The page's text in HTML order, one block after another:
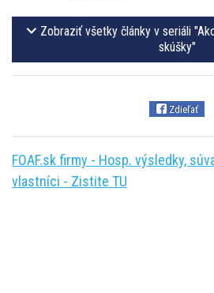
Zobraziť všetky články v seriáli
skúšky"
Zdieľať
FOAF.sk firmy - Hosp. výsledky,
vlastníci - Zistite TU